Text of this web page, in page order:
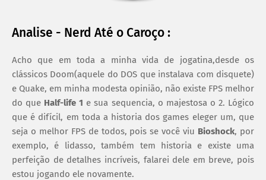
Analise - Nerd Até o Caroço :
Acho que em toda a minha vida de jogatina,desde os
clássicos Doom(aquele do DOS que instalava com disquete)
e Quake, em minha modesta opinião, não existe FPS melhor
do que Half-life 1 e sua sequencia, o majestosa o 2. Lógico
que é difícil, em toda a historia dos games eleger um, que
seja o melhor FPS de todos, pois se você viu Bioshock, por
exemplo, é lidasso, também tem historia e existe uma
perfeição de detalhes incríveis, falarei dele em breve, pois
estou jogando ele novamente.